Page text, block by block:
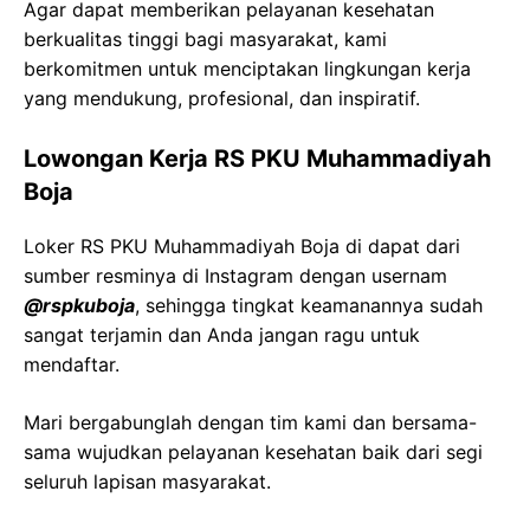
Agar dapat memberikan pelayanan kesehatan
berkualitas tinggi bagi masyarakat, kami
berkomitmen untuk menciptakan lingkungan kerja
yang mendukung, profesional, dan inspiratif.
Lowongan Kerja RS PKU Muhammadiyah
Boja
Loker RS PKU Muhammadiyah Boja di dapat dari
sumber resminya di Instagram dengan usernam
@rspkuboja, sehingga tingkat keamanannya sudah
sangat terjamin dan Anda jangan ragu untuk
mendaftar.
Mari bergabunglah dengan tim kami dan bersama-
sama wujudkan pelayanan kesehatan baik dari segi
seluruh lapisan masyarakat.